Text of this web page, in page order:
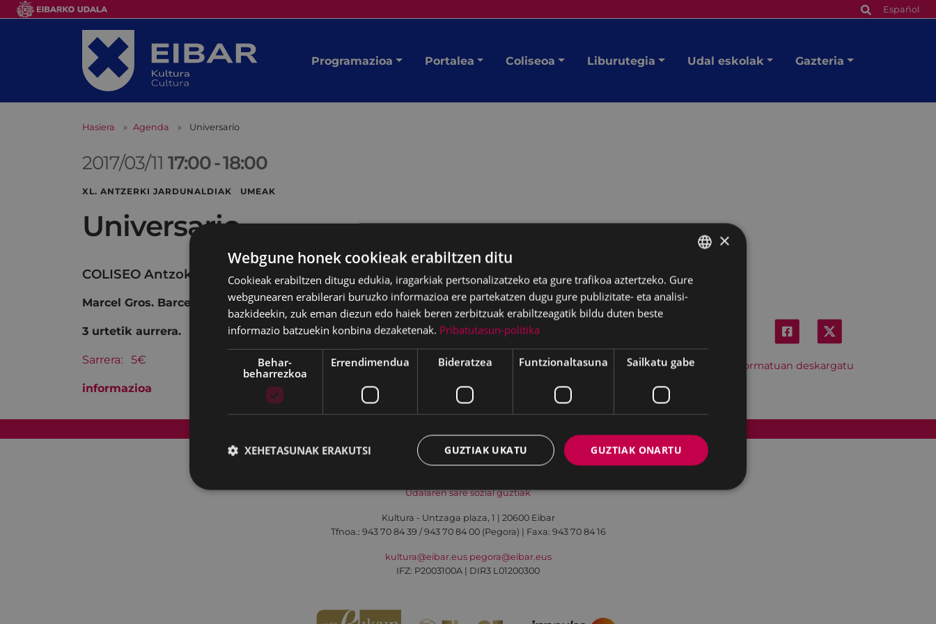
Español
Programazioa Portalea Coliseoa Liburutegia Udal eskolak Gazteria
Hasiera Agenda Universario
2017/03/11 17:00-18:00
XL. ANTZERKI JARDUNALDIAK UMEAK
Universario
COLISEO Antzokia
Hitzordu hau iCal formatuan deskargatu
Marcel Gros. Barcelona
3 urtetik aurrera.
Sarrera: 5€
informazioa
Udalaren sare sozial guztiak
Kultura - Untzaga plaza, 1 | 20600 Eibar
Tfnoa.: 943 70 84 39 / 943 70 84 00 (Pegora) | Faxa: 943 70 84 16
kultura@eibar.eus pegora@eibar.eus
IFZ: P2003100A | DIR3 L01200300
BASQUE
SPANISH
×
Webgune honek cookieak erabiltzen ditu
Cookieak erabiltzen ditugu edukia, iragarkiak pertsonalizatzeko eta gure trafikoa aztertzeko. Gure
webgunearen erabilerari buruzko informazioa ere partekatzen dugu gure publizitate- eta analisi-
bazkideekin, zuk eman diezun edo haiek beren zerbitzuak erabiltzeagatik bildu duten beste
informazio batzuekin konbina dezaketenak. Pribatutasun-politika
Behar-
beharrezkoa
Errendimendua Bideratzea Funtzionaltasuna Sailkatu gabe
GUZTIAK ONARTU
GUZTIAK UKATU
XEHETASUNAK ERAKUTSI